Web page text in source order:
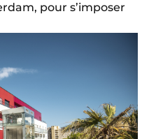
pour s’imposer